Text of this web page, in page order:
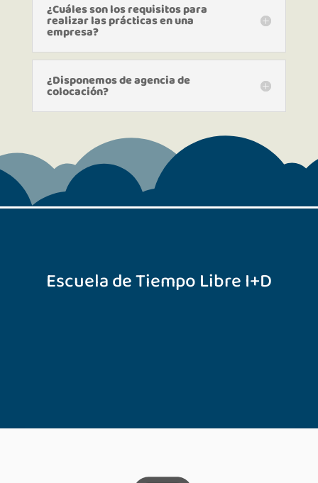
¿Cuáles son los requisitos para
realizar las prácticas en una
empresa?
¿Disponemos de agencia de
colocación?
Escuela de Tiempo Libre I+D